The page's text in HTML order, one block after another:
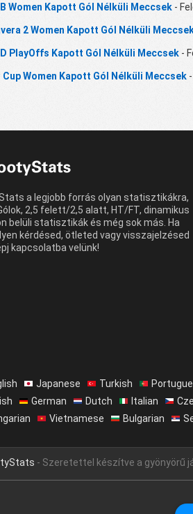
Women Kapott Gól Nélküli Meccsek -
2 Women Kapott Gól Nélküli
PlayOffs Kapott Gól Nélküli Meccsek -
Cup Women Kapott Gól Nélküli Meccsek
a legjobb forrás olyan statisztikákra,
2,5 felett/2,5 alatt, HT/FT, dinamikus
belüli statisztikák és még sok más. Ha
kérdésed, ötleted vagy visszajelzésed
kapcsolatba velünk!
Japanese Turkish
German Dutch Italian
Vietnamese Bulgarian
- Szeretettel készítve a gyönyörű